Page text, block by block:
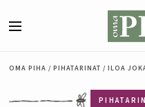
OMA PIHA / PIHATARINAT / ILOA